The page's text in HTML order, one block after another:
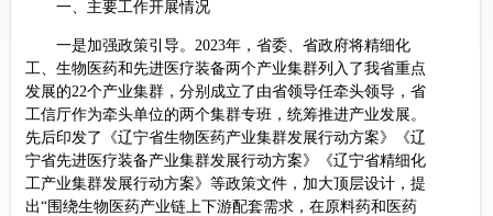
一、主要工作开展情况
一是加强政策引导。2023年，省委、省政府将精细化
工、生物医药和先进医疗装备两个产业集群列入了我省重点
发展的22个产业集群，分别成立了由省领导任牵头领导，省
工信厅作为牵头单位的两个集群专班，统筹推进产业发展。
先后印发了《辽宁省生物医药产业集群发展行动方案》《辽
宁省先进医疗装备产业集群发展行动方案》《辽宁省精细化
工产业集群发展行动方案》等政策文件，加大顶层设计，提
出“围绕生物医药产业链上下游配套需求，在原料药和医药